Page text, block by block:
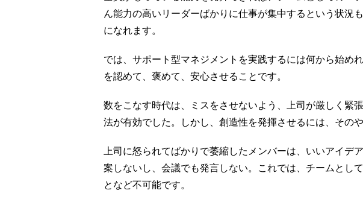
ん能力の高いリーダーばかりに仕事が集中するという状況
になれます。
では、サポート型マネジメントを実践するには何から始め
を認めて、褒めて、安心させることです。
数をこなす時代は、ミスをさせないよう、上司が厳しく緊
法が有効でした。しかし、創造性を発揮させるには、そのや
上司に怒られてばかりで萎縮したメンバーは、いいアイデ
案しないし、会議でも発言しない。これでは、チームとし
となど不可能です。